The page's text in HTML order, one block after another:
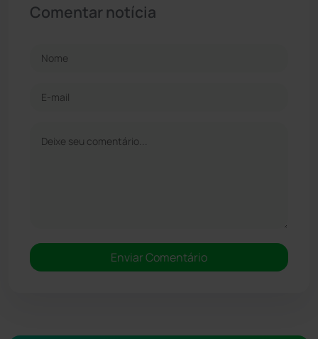
Comentar notícia